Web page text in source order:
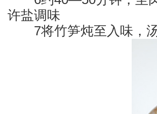
许盐调味
7将竹笋炖至入味，汤